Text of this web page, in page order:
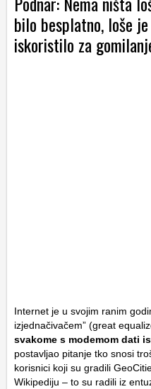
bilo besplatno, loše
iskoristilo za
Internet je u svojim ranim
izjednačivačem” (great
svakome s modemom dati
postavljao pitanje tko snosi
korisnici koji su gradili
Wikipediju – to su radili iz